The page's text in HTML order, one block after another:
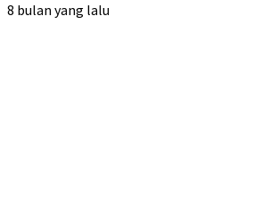
8 bulan yang lalu